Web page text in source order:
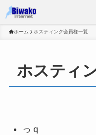
ホーム ホスティング会員様一覧
ホスティ
っｑ